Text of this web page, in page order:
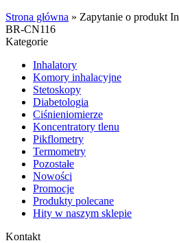
Strona główna » Zapytanie o produkt
BR-CN116
Kategorie
Inhalatory
Komory inhalacyjne
Stetoskopy
Diabetologia
Ciśnieniomierze
Koncentratory tlenu
Pikflometry
Termometry
Pozostałe
Nowości
Promocje
Produkty polecane
Hity w naszym sklepie
Kontakt